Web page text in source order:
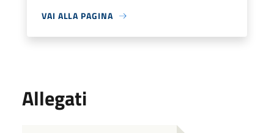
VAI ALLA PAGINA
Allegati